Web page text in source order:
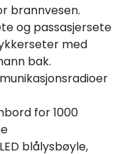
brannvesen.
og passasjersete
med
bak.
for 1000
blålysbøyle,